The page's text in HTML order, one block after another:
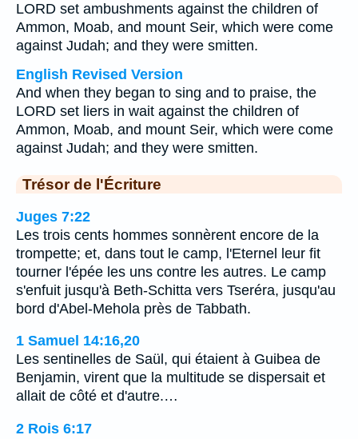
LORD set ambushments against the children of
Ammon, Moab, and mount Seir, which were come
against Judah; and they were smitten.
English Revised Version
And when they began to sing and to praise, the
LORD set liers in wait against the children of
Ammon, Moab, and mount Seir, which were come
against Judah; and they were smitten.
Trésor de l'Écriture
Juges 7:22
Les trois cents hommes sonnèrent encore de la
trompette; et, dans tout le camp, l'Eternel leur fit
tourner l'épée les uns contre les autres. Le camp
s'enfuit jusqu'à Beth-Schitta vers Tseréra, jusqu'au
bord d'Abel-Mehola près de Tabbath.
1 Samuel 14:16,20
Les sentinelles de Saül, qui étaient à Guibea de
Benjamin, virent que la multitude se dispersait et
allait de côté et d'autre.…
2 Rois 6:17